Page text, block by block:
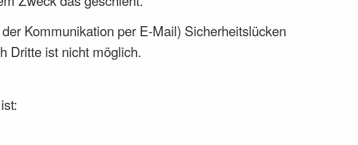
Kommunikation per E-Mail) Sicherheitslücken
Dritte ist nicht möglich.